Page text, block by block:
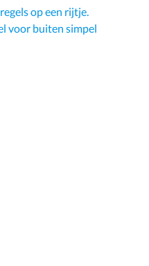
op een rijtje.
voor buiten simpel